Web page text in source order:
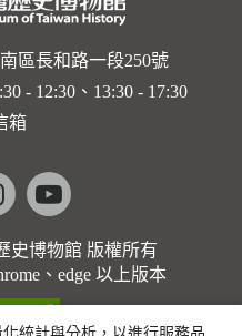
費一百
十餘萬
區長和路一段250號
- 12:30、13:30 - 17:30
箱
instagramyoutube
史博物館 版權所有
、edge 以上版本
統計與分析，以進行服務品